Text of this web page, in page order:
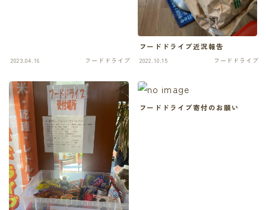
2023.04.16 フードドライブ
フードドライブ近況報告
2022.10.15 フードドライブ
フードドライブ寄付のお願い